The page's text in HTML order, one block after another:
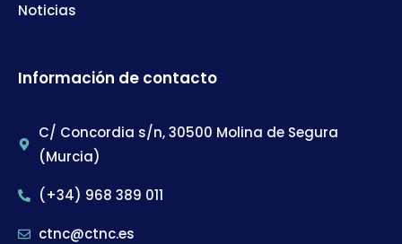
Noticias
Información de contacto
C/ Concordia s/n, 30500 Molina de Segura
(Murcia)
(+34) 968 389 011
ctnc@ctnc.es